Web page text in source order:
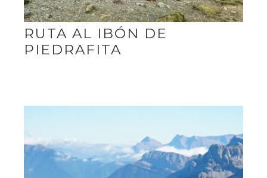
RUTA AL IBÓN DE
PIEDRAFITA